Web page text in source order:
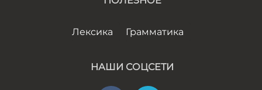
Лексика Грамматика
НАШИ СОЦСЕТИ